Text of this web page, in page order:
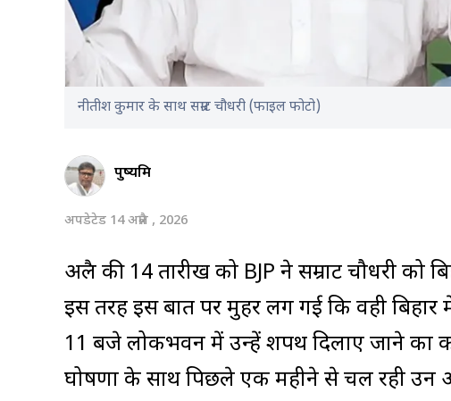
नीतीश कुमार के साथ सम्राट चौधरी (फाइल फोटो)
पुष्यमित्र
अपडेटेड 14 अप्रैल , 2026
अप्रैल की 14 तारीख को BJP ने सम्राट चौधरी
इस तरह इस बात पर मुहर लग गई कि वही बिहार
11 बजे लोकभवन में उन्हें शपथ दिलाए जाने का
घोषणा के साथ पिछले एक महीने से चल रही उन